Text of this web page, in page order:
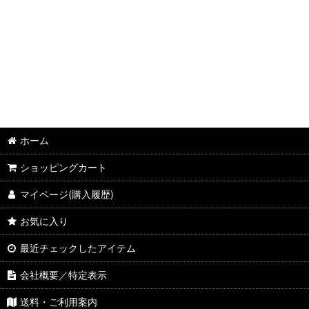
2枚用DVDケース
3枚用DVDケース
6枚用DVDケース
8枚用DVDケース
10枚用DVDケース(27mm厚)
10枚用DVDケース(35mm厚)
ホーム
ショッピングカート
マイページ(購入履歴)
お気に入り
最近チェックしたアイテム
会社概要／特定表示
送料・ご利用案内